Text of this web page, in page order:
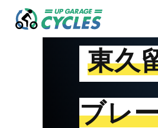
東久
ブレ